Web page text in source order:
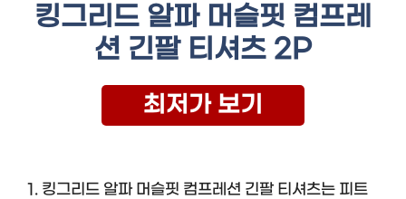
킹그리드 알파 머슬핏 컴프레
션 긴팔 티셔츠 2P
최저가 보기
1. 킹그리드 알파 머슬핏 컴프레션 긴팔 티셔츠는 피트